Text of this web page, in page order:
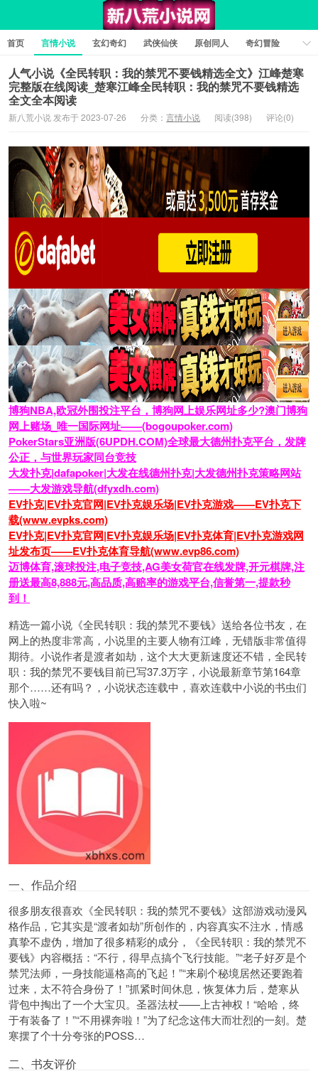
首页 言情小说 玄幻奇幻 武侠仙侠 原创同人
奇幻冒险
女性向小说
女生同人 情色工口 推理悬疑
日系小说
军事历史
短篇小说 科幻未来 经典文学 耽美小说
人气小说《全民转职：我的禁咒不要钱精选全文》江峰楚寒
完整版在线阅读_楚寒江峰全民转职：我的禁咒不要钱精选
全文全本阅读
新八荒小说 发布于 2023-07-26 分类： 言情小说 阅读(398) 评论(0)
博狗NBA,欧冠外围投注平台，博狗网上娱乐网址多少?澳门博狗
网上赌场_唯一国际网址——(bogoupoker.com)
PokerStars亚洲版(6UPDH.COM)全球最大德州扑克平台，发牌
公正，与世界玩家同台竞技
大发扑克|dafapoker|大发在线德州扑克|大发德州扑克策略网站
——大发游戏导航(dfyxdh.com)
EV扑克|EV扑克官网|EV扑克娱乐场|EV扑克游戏——EV扑克下
载(www.evpks.com)
EV扑克|EV扑克官网|EV扑克娱乐场|EV扑克体育|EV扑克游戏网
址发布页——EV扑克体育导航(www.evp86.com)
迈博体育,滚球投注,电子竞技,AG美女荷官在线发牌,开元棋牌,注
册送最高8,888元,高品质,高赔率的游戏平台,信誉第一,提款秒
到！
精选一篇小说《全民转职：我的禁咒不要钱》送给各位书友，在
网上的热度非常高，小说里的主要人物有江峰 ，无错版非常值得
期待。小说作者是渡者如劫，这个大大更新速度还不错，全民转
职：我的禁咒不要钱目前已写37.3万字，小说最新章节第164章
那个……还有吗？，小说状态连载中，喜欢连载中小说的书虫们
快入啦~
一、作品介绍
很多朋友很喜欢《全民转职：我的禁咒不要钱》这部游戏动漫风
格作品，它其实是“渡者如劫”所创作的，内容真实不注水，情感
真挚不虚伪，增加了很多精彩的成分，《全民转职：我的禁咒不
要钱》内容概括：“不行，得早点搞个飞行技能。”“老子好歹是个
禁咒法师，一身技能逼格高的飞起！”“来刷个秘境居然还要跑着
过来，太不符合身份了！”抓紧时间休息，恢复体力后， 楚寒从
背包中掏出了一个大宝贝。圣器法杖——上古神权！“哈哈，终
于有装备了！”“不用裸奔啦！”为了纪念这伟大而壮烈的一刻。楚
寒摆了个十分夸张的POSS…
二、书友评价